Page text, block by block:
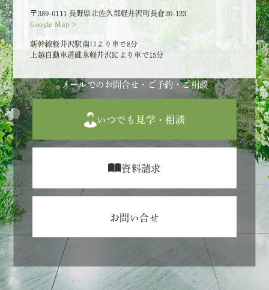
〒389-0111 長野県北佐久郡軽井沢町長倉20-123
Google Map >
新幹線軽井沢駅南口より車で8分
上越自動車道碓氷軽井沢ICより車で15分
メールでのお問合せ・ご予約・ご相談
いつでも見学・相談
資料請求
お問い合せ